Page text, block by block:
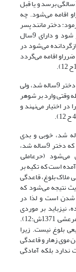
نشانه‌ای است؟ فرمود: وقتی محتلم شود و یا به 15سالگی برسد و یا قبل
اقامه می‌شود. چه
دختر مانند پسر
نیست دختر وقتی ازدواج کند و مدخولٌ‌بها واقع شود و دارای 9سال
می‌شود در
اقامه می‌گردد
-یزید کنّاسی از امام باقر‌علیه‌السلام می‌پرسد: اگر دختر 9ساله شد، ولی
وقتی وارد بر شوهر
در اختیار می‌نهند و
علیه السلام: هنگامی‌که پسر 13ساله شد، خوبی و بدی
هایش نوشته و بر بدی ها عقاب می‌شود و زمانی که دختر 9ساله شد،
در 9سالگی حیض می‌شود (حرعاملی,
تعلیلی آمده است که تکیه بر
ملاک بلوغ، قاعدگی
نتیجه‌ می‌شود که
شدن است و لذا در
شده، نیزباید بر موردی
حمل شود که دختران در این سن حایض گردند(مرعشی, 1371ش:12).
طبیعی بلوغ نیست. زیرا
و با روییدن موی زهار و قاعدگی
موضوعیت ندارد بلکه آمادگی